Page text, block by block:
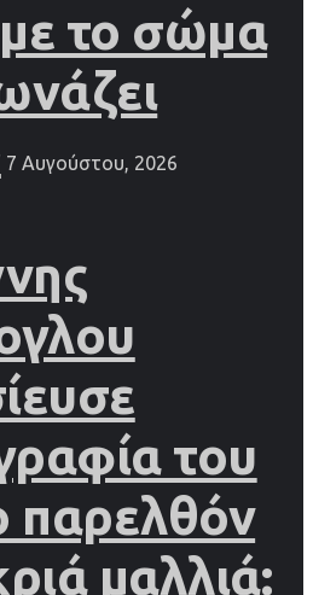
το σώμα
7 Αυγούστου, 2026
του
παρελθόν
μαλλιά: